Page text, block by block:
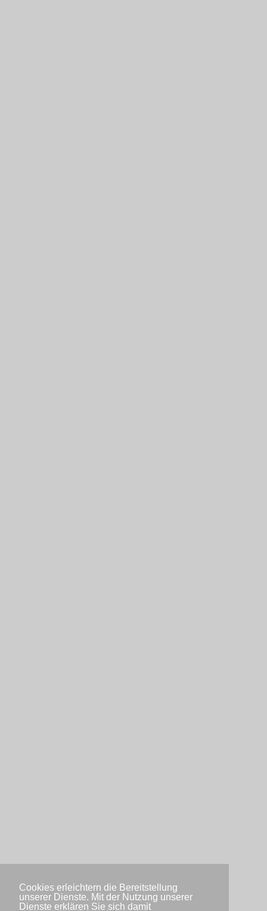
Cookies erleichtern die Bereitstellung
unserer Dienste. Mit der Nutzung unserer
Dienste erklären Sie sich damit